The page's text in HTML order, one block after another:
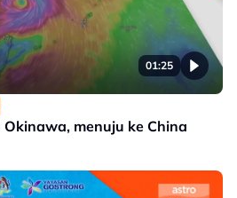
01:25
menuju ke China